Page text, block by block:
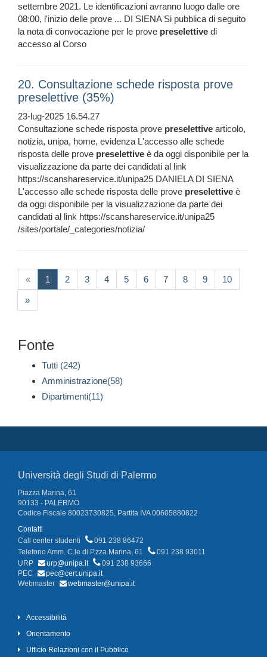
settembre 2021. Le identificazioni avranno luogo dalle ore
08:00, l'inizio delle prove ... DI SIENA Si pubblica di seguito
la nota di convocazione per le prove preselettive di
accesso al Corso
20. Consultazione schede risposta prove
preselettive (35%)
23-lug-2025 16.54.27
Consultazione schede risposta prove preselettive articolo,
notizia, unipa, home, evidenza L'accesso alle schede
risposta delle prove preselettive è da oggi disponibile per la
visualizzazione da parte dei candidati al link
https://scanshareservice.it/unipa25 DANIELA DI SIENA
L'accesso alle schede risposta delle prove preselettive è
da oggi disponibile per la visualizzazione da parte dei
candidati al link https://scanshareservice.it/unipa25
/sites/portale/_categories/notizia/
« 1 (current)
2 3 4 5 6 7 8 9 10
»
Fonte
Tutti (242)
Amministrazione(58)
Dipartimenti(11)
Università degli Studi di Palermo
Piazza Marina, 61
90133 - PALERMO
Codice Fiscale 80023730825, Partita IVA 00605880822
Contatti
Call center studenti
091 238 86472
Telefono Amm. C.le di P.zza Marina, 61
091 238 93011
URP
urp@unipa.it
091 238 93666
PEC
pec@cert.unipa.it
Webmaster
webmaster@unipa.it
Accessibilità
Orientamento
Ufficio Relazioni con il Pubblico